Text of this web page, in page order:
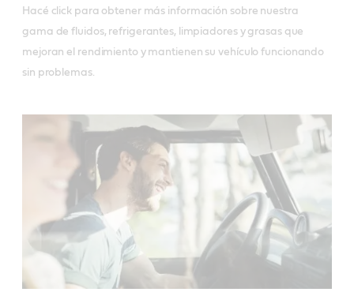
Hacé click para obtener más información sobre nuestra
gama de fluidos, refrigerantes, limpiadores y grasas que
mejoran el rendimiento y mantienen su vehículo funcionando
sin problemas.